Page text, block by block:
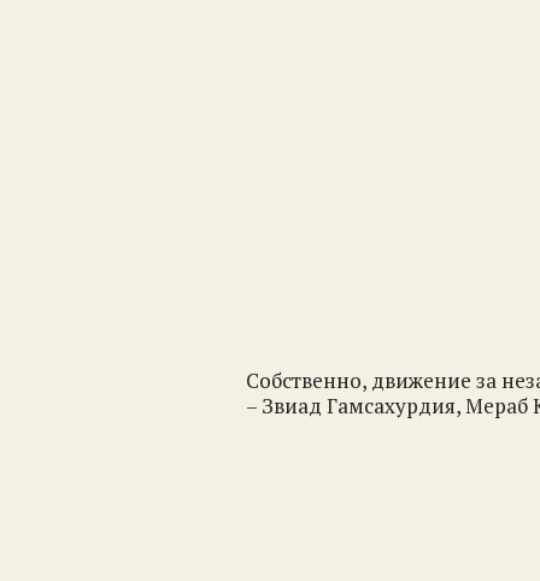
Собственно, движение за
– Звиад Гамсахурдия, Мераб